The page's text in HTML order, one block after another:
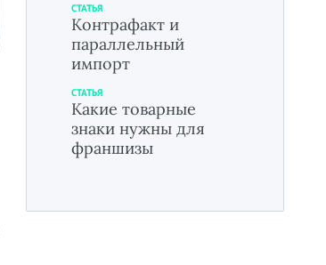
СТАТЬЯ
Контрафакт и
параллельный
импорт
СТАТЬЯ
Какие товарные
знаки нужны для
франшизы